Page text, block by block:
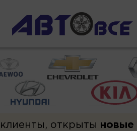
открыты новые